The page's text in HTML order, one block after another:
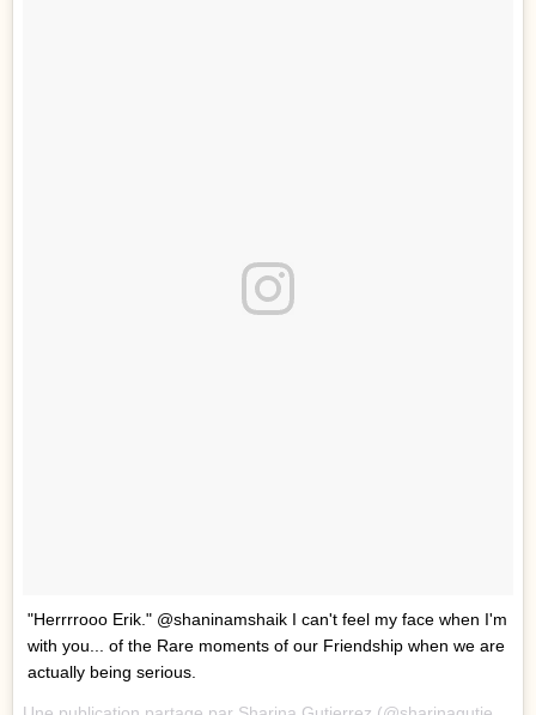
"Herrrrooo Erik." @shaninamshaik I can't feel my face when I'm
with you... of the Rare moments of our Friendship when we are
actually being serious.